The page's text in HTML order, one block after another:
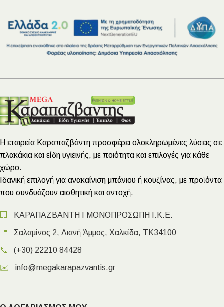
Η εταιρεία Καραπαζβάντη προσφέρει ολοκληρωμένες λύσεις σε
πλακάκια και είδη υγιεινής, με ποιότητα και επιλογές για κάθε
χώρο.
Ιδανική επιλογή για ανακαίνιση μπάνιου ή κουζίνας, με προϊόντα
που συνδυάζουν αισθητική και αντοχή.
🏢 ΚΑΡΑΠΑΖΒΑΝΤΗ Ι ΜΟΝΟΠΡΟΣΩΠΗ Ι.Κ.Ε.
📍 Σαλαμίνος 2, Λιανή Άμμος, Χαλκίδα, ΤΚ34100
📞 (+30) 22210 84428
✉️ info@megakarapazvantis.gr